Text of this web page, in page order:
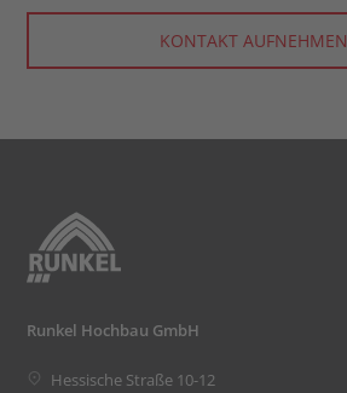
KONTAKT AUFNEHMEN
Runkel Hochbau GmbH
Hessische Straße 10-12